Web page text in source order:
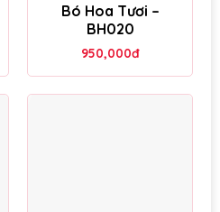
Bó Hoa Tươi –
BH020
950,000đ